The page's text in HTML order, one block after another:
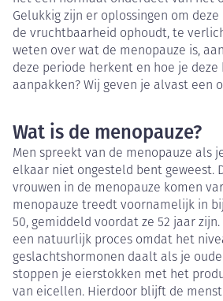
Gelukkig zijn er oplossingen om
de vruchtbaarheid ophoudt, te
weten over wat de menopauze is,
deze periode herkent en hoe je deze
aanpakken? Wij geven je alvast een
Wat is de menopauze?
Men spreekt van de menopauze als
elkaar niet ongesteld bent geweest.
vrouwen in de menopauze komen
menopauze treedt voornamelijk in
50, gemiddeld voordat ze 52 jaar
een natuurlijk proces omdat het
geslachtshormonen daalt als je
stoppen je eierstokken met het
van eicellen. Hierdoor blijft de